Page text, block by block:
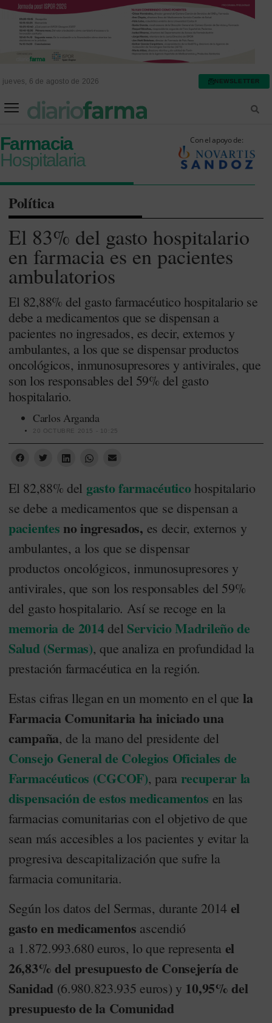
jueves, 6 de agosto de 2026 NEWSLETTER
Farmacia
Hospitalaria
Con el apoyo de:
Política
El 83% del gasto hospitalario
en farmacia es en pacientes
ambulatorios
El 82,88% del gasto farmacéutico hospitalario se
debe a medicamentos que se dispensan a
pacientes no ingresados, es decir, externos y
ambulantes, a los que se dispensar productos
oncológicos, inmunosupresores y antivirales, que
son los responsables del 59% del gasto
hospitalario.
Carlos Arganda
20 OCTUBRE 2015 - 10:25
El 82,88% del gasto farmacéuticohospitalario
se debe a medicamentos que se dispensan a
pacientes no ingresados, es decir, externos y
ambulantes, a los que se dispensar
productos oncológicos, inmunosupresores y
antivirales, que son los responsables del 59%
del gasto hospitalario. Así se recoge en la
memoria de 2014 del Servicio Madrileño de
Salud (Sermas), que analiza en profundidad la
prestación farmacéutica en la región.
Estas cifras llegan en un momento en el que la
Farmacia Comunitaria ha iniciado una
campaña, de la mano del presidente del
Consejo General de Colegios Oficiales de
Farmacéuticos (CGCOF), para recuperar la
dispensación de estos medicamentos en las
farmacias comunitarias con el objetivo de que
sean más accesibles a los pacientes y evitar la
progresiva descapitalización que sufre la
farmacia comunitaria.
Según los datos del Sermas, durante 2014 el
gasto en medicamentos ascendió
a 1.872.993.680 euros, lo que representa el
26,83% del presupuesto de Consejería de
Sanidad(6.980.823.935 euros) y 10,95% del
presupuesto de la Comunidad